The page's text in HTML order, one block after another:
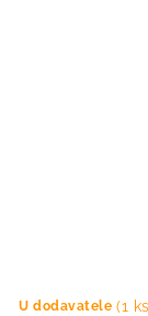
U dodavatele (1